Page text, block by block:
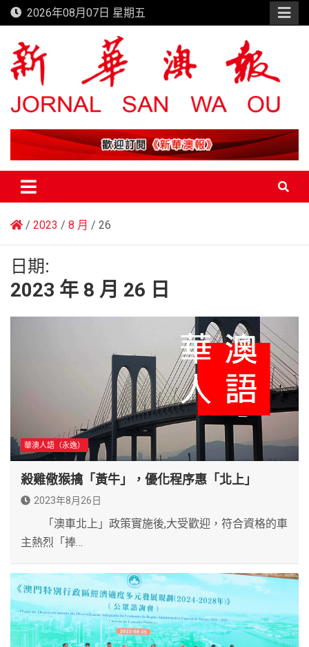
Skip
to
content
2026年08月07日 星期五
新華澳報
2023 8 月 26
日期:
2023 年 8 月 26 日
華澳人語（永逸）
殺雞儆猴擒「黃牛」，優化程序惠「北上」
2023年8月26日
「澳車北上」政策實施後,大受歡迎，符合資格的車
主熱烈「捧…